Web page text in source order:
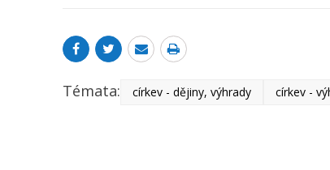
Témata: církev - dějiny, výhrady církev -